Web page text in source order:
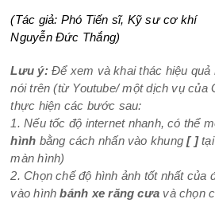
(Tác giả: Phó Tiến sĩ, Kỹ sư cơ khí
Nguyễn Đức Thắng)
Lưu ý:Để xem và khai thác hiệu quả
nói trên (từ Youtube/ một dịch vụ của
thực hiện các bước sau:
1. Nếu tốc độ internet nhanh, có thể
hình bằng cách nhấn vào khung [ ]
màn hình)
2. Chọn chế độ hình ảnh tốt nhất của
vào hình bánh xe răng cưa và chọn